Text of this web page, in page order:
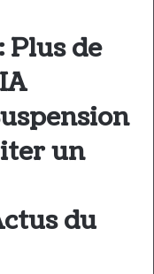
Plus de
un
du